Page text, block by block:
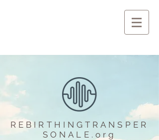
REBIRTHINGTRANSPER
SONALE.org